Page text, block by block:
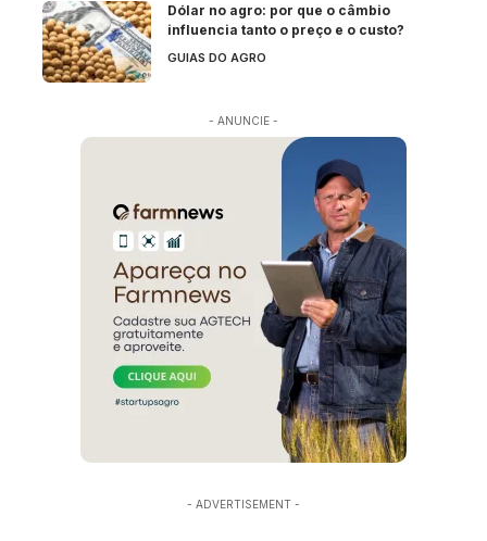
Dólar no agro: por que o câmbio
influencia tanto o preço e o custo?
GUIAS DO AGRO
- ANUNCIE -
- ADVERTISEMENT -